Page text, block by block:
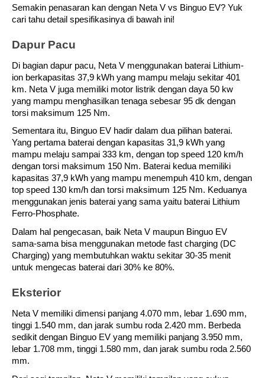
Semakin penasaran kan dengan Neta V vs Binguo EV? Yuk
cari tahu detail spesifikasinya di bawah ini!
Dapur Pacu
Di bagian dapur pacu, Neta V menggunakan baterai Lithium-
ion berkapasitas 37,9 kWh yang mampu melaju sekitar 401
km. Neta V juga memiliki motor listrik dengan daya 50 kw
yang mampu menghasilkan tenaga sebesar 95 dk dengan
torsi maksimum 125 Nm.
Sementara itu, Binguo EV hadir dalam dua pilihan baterai.
Yang pertama baterai dengan kapasitas 31,9 kWh yang
mampu melaju sampai 333 km, dengan top speed 120 km/h
dengan torsi maksimum 150 Nm. Baterai kedua memiliki
kapasitas 37,9 kWh yang mampu menempuh 410 km, dengan
top speed 130 km/h dan torsi maksimum 125 Nm. Keduanya
menggunakan jenis baterai yang sama yaitu baterai Lithium
Ferro-Phosphate.
Dalam hal pengecasan, baik Neta V maupun Binguo EV
sama-sama bisa menggunakan metode fast charging (DC
Charging) yang membutuhkan waktu sekitar 30-35 menit
untuk mengecas baterai dari 30% ke 80%.
Eksterior
Neta V memiliki dimensi panjang 4.070 mm, lebar 1.690 mm,
tinggi 1.540 mm, dan jarak sumbu roda 2.420 mm. Berbeda
sedikit dengan Binguo EV yang memiliki panjang 3.950 mm,
lebar 1.708 mm, tinggi 1.580 mm, dan jarak sumbu roda 2.560
mm.